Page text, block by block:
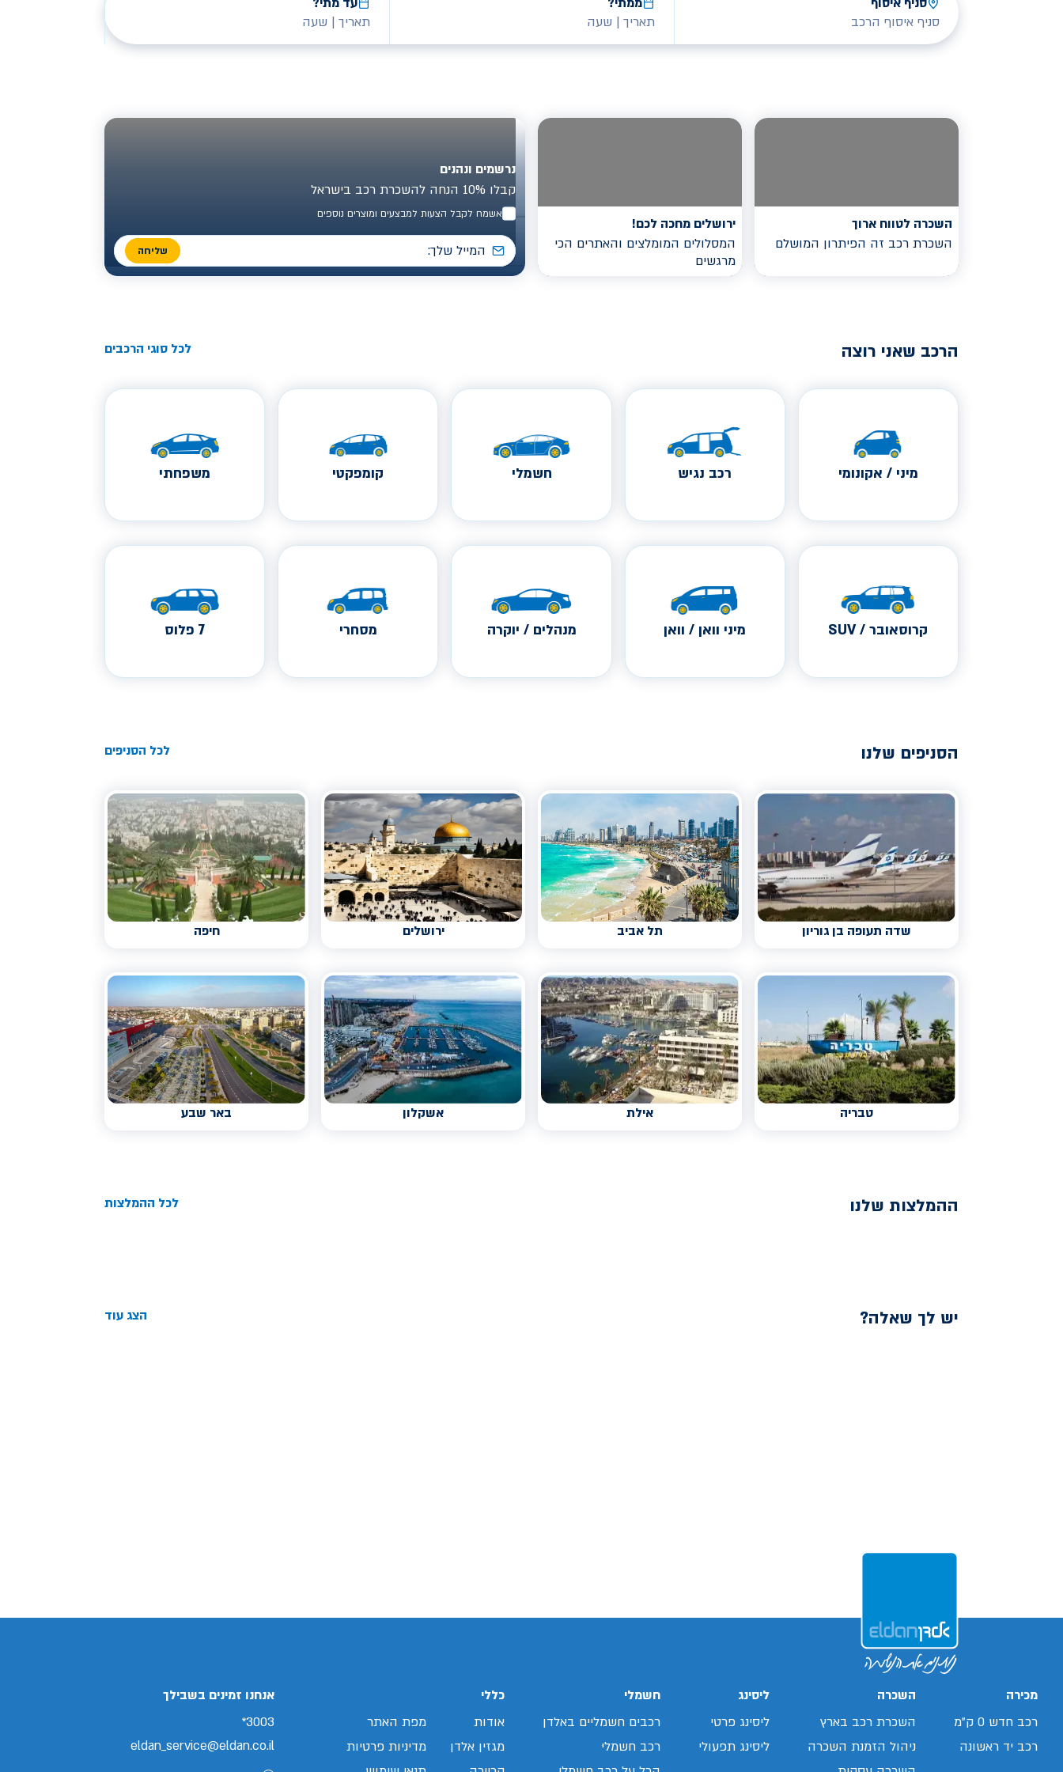
סניף איסוף הרכב
תאריך | שעה
תאריך | שעה
השכרה לטווח ארוך
השכרת רכב זה הפיתרון המושלם
ירושלים מחכה לכם!
המסלולים המומלצים והאתרים הכי
מרגשים
נרשמים ונהנים
קבלו 10% הנחה להשכרת רכב בישראל
אשמח לקבל הצעות למבצעים ומוצרים נוספים
שליחה
הרכב שאני רוצה לכל סוגי הרכבים
מיני / אקונומי רכב נגיש חשמלי קומפקטי משפחתי
קרוסאובר / SUV מיני וואן / וואן מנהלים / יוקרה מסחרי 7 פלוס
הסניפים שלנו לכל הסניפים
שדה תעופה בן גוריון תל אביב ירושלים חיפה
טבריה אילת אשקלון באר שבע
ההמלצות שלנו לכל ההמלצות
יש לך שאלה? הצג עוד
מכירה
רכב חדש 0 ק"מ
רכב יד ראשונה
השכרה
השכרת רכב בארץ
ניהול הזמנת השכרה
ליסינג
ליסינג פרטי
ליסינג תפעולי
חשמלי
רכבים חשמליים באלדן
רכב חשמלי
כללי
אודות
מגזין אלדן
מפת האתר
מדיניות פרטיות
אנחנו זמינים בשבילך
3003*
eldan_service@eldan.co.il